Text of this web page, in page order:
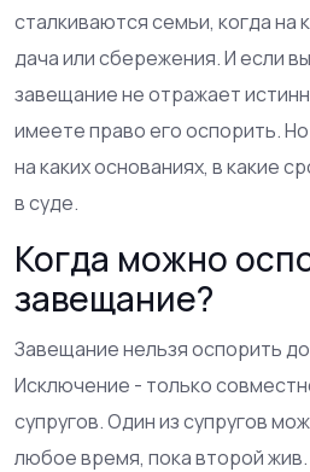
сталкиваются семьи, когда на
дача или сбережения. И если
завещание не отражает
имеете право его оспорить.
на каких основаниях, в какие
в суде.
Когда можно
завещание?
Завещание нельзя оспорить
Исключение - только
супругов. Один из супругов
любое время, пока второй